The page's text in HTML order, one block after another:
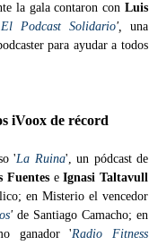
la gala contaron con Luis
Podcast Solidario', una
para ayudar a todos
iVoox de récord
'La Ruina', un pódcast de
FuenteseIgnasi Taltavull
en Misterio el vencedor
' de Santiago Camacho; en
ganador 'Radio Fitness